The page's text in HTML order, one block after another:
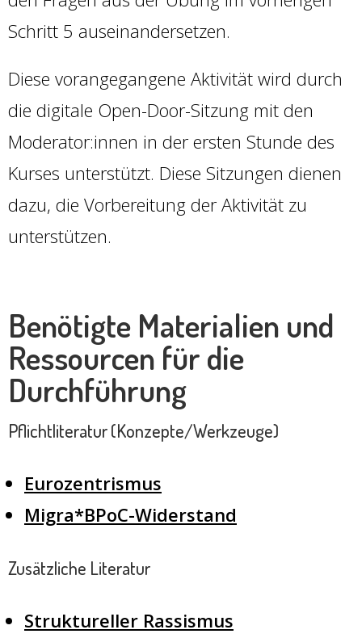
Schritt 5 auseinandersetzen.
Diese vorangegangene Aktivität wird durch
die digitale Open-Door-Sitzung mit den
Moderator:innen in der ersten Stunde des
Kurses unterstützt. Diese Sitzungen dienen
dazu, die Vorbereitung der Aktivität zu
unterstützen.
Benötigte Materialien und
Ressourcen für die
Durchführung
Pflichtliteratur (Konzepte/Werkzeuge)
Eurozentrismus
Migra*BPoC-Widerstand
Zusätzliche Literatur
Struktureller Rassismus